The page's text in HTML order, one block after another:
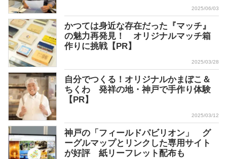
2025/06/03
かつては身近な存在だった『マッチ』
の魅力再発見！ オリジナルマッチ箱
作りに挑戦【PR】
2025/03/28
自分でつくる！オリジナルかまぼこ＆
ちくわ 発祥の地・神戸で手作り体験
【PR】
2025/03/12
神戸の「フィールドパビリオン」 グ
ーグルマップとリンクした専用サイト
が好評 紙リーフレット配布も